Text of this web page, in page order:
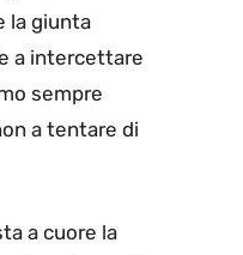
la giunta
a intercettare
sempre
a tentare di
a cuore la